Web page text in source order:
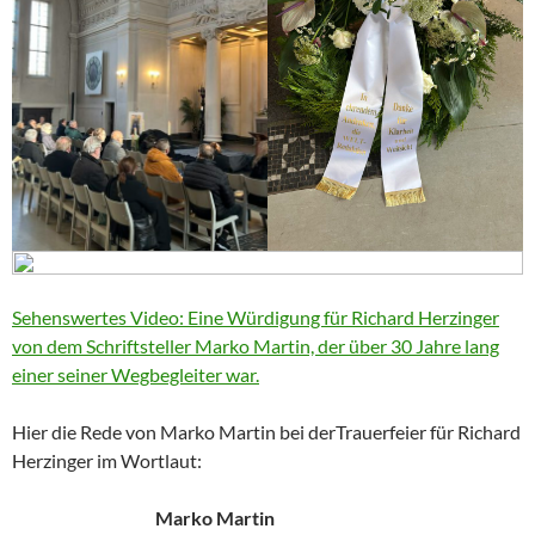
Sehenswertes Video: Eine Würdigung für Richard Herzinger
von dem Schriftsteller Marko Martin, der über 30 Jahre lang
einer seiner Wegbegleiter war.
Hier die Rede von Marko Martin bei derTrauerfeier für Richard
Herzinger im Wortlaut:
Marko Martin